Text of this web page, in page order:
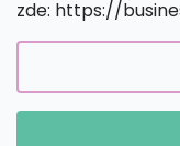
zde: https://
BEZPEČNÉ